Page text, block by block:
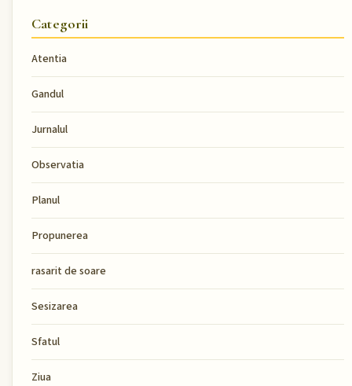
Categorii
Atentia
Gandul
Jurnalul
Observatia
Planul
Propunerea
rasarit de soare
Sesizarea
Sfatul
Ziua